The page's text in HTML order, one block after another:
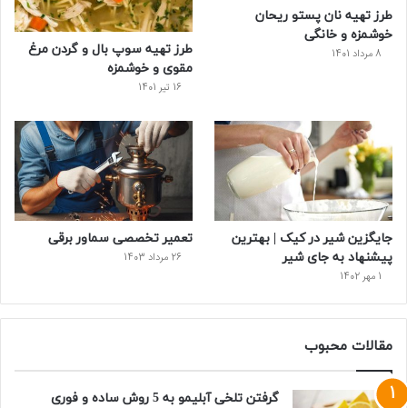
ت
طرز تهیه نان پستو ریحان
خوشمزه و خانگی
8 مرداد 1401
طرز تهیه سوپ بال و گردن مرغ
مقوی و خوشمزه
16 تیر 1401
جایگزین شیر در کیک | بهترین
پیشنهاد به جای شیر
1 مهر 1402
تعمیر تخصصی سماور برقی
26 مرداد 1403
مقالات محبوب
گرفتن تلخی آبلیمو به 5 روش ساده و فوری